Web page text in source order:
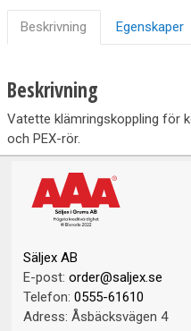
Beskrivning Egenskaper
Beskrivning
Vatette klämringskoppling för
och PEX-rör.
Säljex AB
E-post: order@saljex.se
Telefon: 0555-61610
Adress: Åsbäcksvägen 4